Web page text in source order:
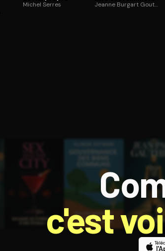
Michel Serres Jeanne Burgart Goutal
c'est